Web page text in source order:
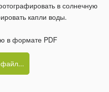
в солнечную
капли воды.
в формате PDF
файл...